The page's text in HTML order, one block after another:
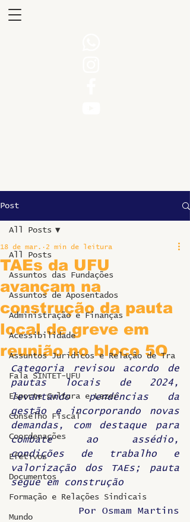
Post
All Posts
Assuntos das Fundações
Assuntos de Aposentados
Administração e Finanças
Acessibilidade
Assuntos Jurídicos e Relação de Tra
Fala SINTET-UFU
Esporte Cultura e Lazer
Conselho Fiscal
Coordenações
Efetivos
Documentos
Formação e Relações Sindicais
Mundo
All Posts
TAEs da UFU
avançam na
construção da pauta
local de greve em
reunião no bloco 5O
18 de mar. 2 min de leitura
Categoria revisou acordo de
pautas locais de 2024,
levantando pendências da
gestão e incorporando novas
demandas, com destaque para
combate ao assédio,
condições de trabalho e
valorização dos TAEs; pauta
segue em construção
Por Osmam Martins